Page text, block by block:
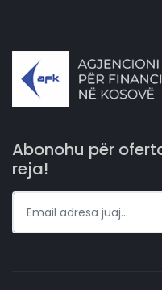
Abonohu për
reja!